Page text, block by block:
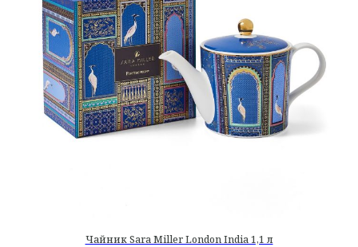
Чайник Sara Miller London India 1,1 л